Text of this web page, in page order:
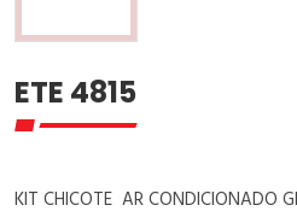
ETE 4815
KIT CHICOTE AR CONDICIONADO